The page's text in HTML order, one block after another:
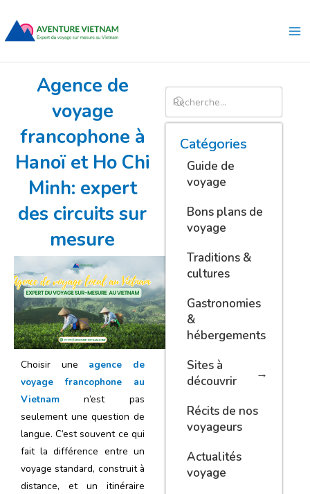
contenu
Agence de
voyage
francophone à
Hanoï et Ho Chi
Minh: expert
des circuits sur
mesure
Choisir une agence de
voyage francophone au
Vietnam n’est pas
seulement une question de
langue. C’est souvent ce qui
fait la différence entre un
voyage standard, construit à
distance, et un itinéraire
Catégories
Guide de
voyage
Bons plans de
voyage
Traditions &
cultures
Gastronomies
&
hébergements
Sites à
découvrir
Récits de nos
voyageurs
Actualités
voyage